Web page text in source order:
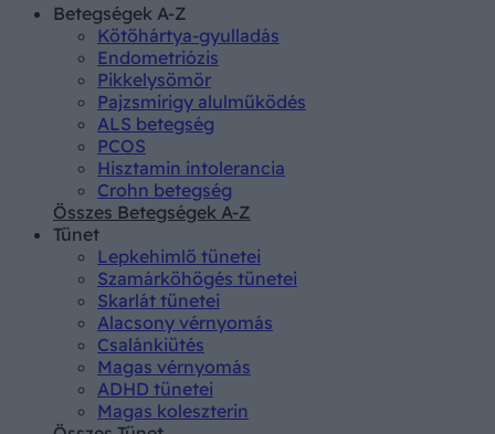
Betegségek A-Z
Kötőhártya-gyulladás
Endometriózis
Pikkelysömör
Pajzsmirigy alulműködés
ALS betegség
PCOS
Hisztamin intolerancia
Crohn betegség
Összes Betegségek A-Z
Tünet
Lepkehimlő tünetei
Szamárköhögés tünetei
Skarlát tünetei
Alacsony vérnyomás
Csalánkiütés
Magas vérnyomás
ADHD tünetei
Magas koleszterin